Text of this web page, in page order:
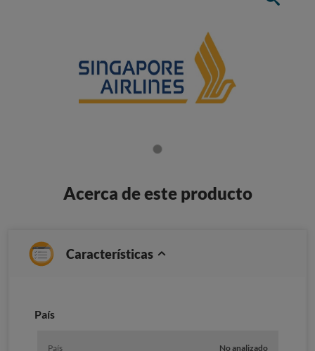
Acerca de este producto
Características
País
País No analizado